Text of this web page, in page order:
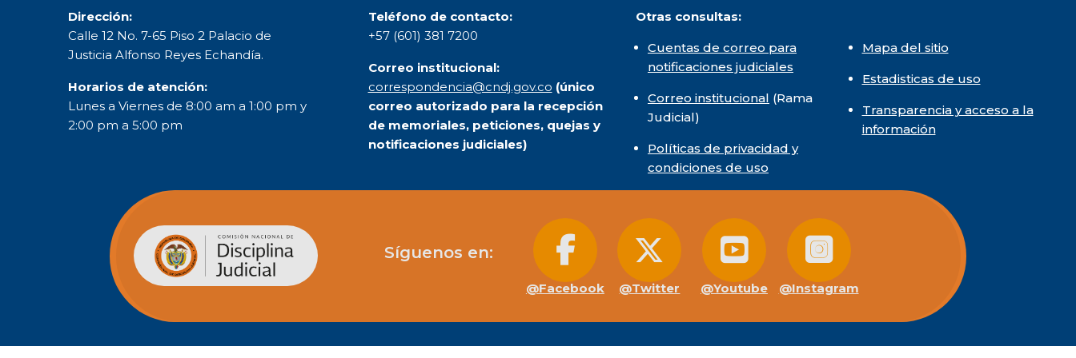
Dirección:
Calle 12 No. 7-65 Piso 2 Palacio de
Justicia Alfonso Reyes Echandía.
Horarios de atención:
Lunes a Viernes de 8:00 am a 1:00 pm y
2:00 pm a 5:00 pm
Teléfono de contacto:
+57 (601) 381 7200
Correo institucional:
correspondencia@cndj.gov.co (único
correo autorizado para la recepción
de memoriales, peticiones, quejas y
notificaciones judiciales)
Otras consultas:
Cuentas de correo para
notificaciones judiciales
Correo institucional (Rama
Judicial)
Políticas de privacidad y
condiciones de uso
Mapa del sitio
Estadisticas de uso
Transparencia y acceso a la
información
Síguenos en:
@Facebook @Twitter @Youtube @Instagram